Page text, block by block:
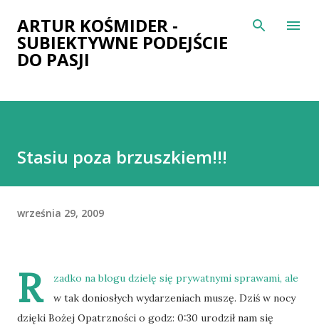
Przejdź do głównej zawartości
ARTUR KOŚMIDER -
SUBIEKTYWNE PODEJŚCIE
DO PASJI
Stasiu poza brzuszkiem!!!
września 29, 2009
R
zadko na blogu dzielę się prywatnymi sprawami, ale
w tak doniosłych wydarzeniach muszę. Dziś w nocy
dzięki Bożej Opatrzności o godz: 0:30 urodził nam się